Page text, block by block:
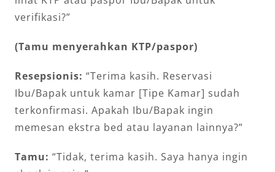
verifikasi?”
(Tamu menyerahkan KTP/paspor)
Resepsionis: “Terima kasih. Reservasi
Ibu/Bapak untuk kamar [Tipe Kamar] sudah
terkonfirmasi. Apakah Ibu/Bapak ingin
memesan ekstra bed atau layanan lainnya?”
Tamu: “Tidak, terima kasih. Saya hanya ingin